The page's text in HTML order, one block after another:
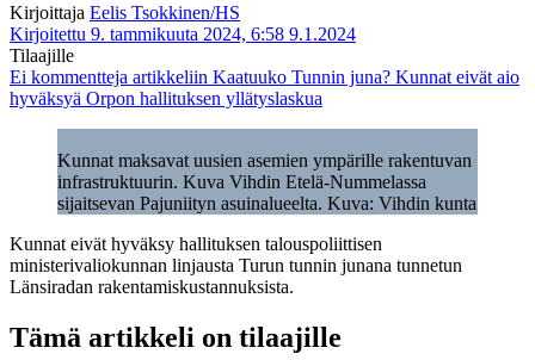
Kirjoittaja Eelis Tsokkinen/HS
Kirjoitettu 9. tammikuuta 2024, 6:58 9.1.2024
Tilaajille
Ei kommentteja artikkeliin Kaatuuko Tunnin juna? Kunnat eivät aio
hyväksyä Orpon hallituksen yllätys­laskua
Kunnat maksavat uusien asemien ympärille rakentuvan
infrastruktuurin. Kuva Vihdin Etelä-Nummelassa
sijaitsevan Pajuniityn asuinalueelta. Kuva: Vihdin kunta
Kunnat eivät hyväksy hallituksen talouspoliittisen
ministerivaliokunnan linjausta Turun tunnin junana tunnetun
Länsiradan rakentamis­kustannuksista.
Tämä artikkeli on tilaajille